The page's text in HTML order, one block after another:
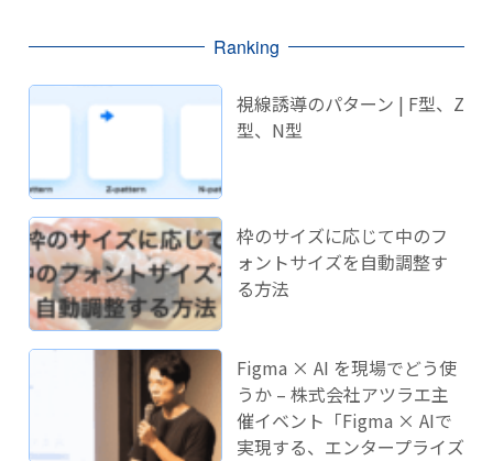
Ranking
視線誘導のパターン | F型、Z
型、N型
枠のサイズに応じて中のフ
ォントサイズを自動調整す
る方法
Figma × AI を現場でどう使
うか – 株式会社アツラエ主
催イベント「Figma × AIで
実現する、エンタープライズ